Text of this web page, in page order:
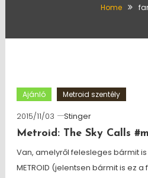
Home
Ajánló Metroid szentély
2015/11/03
Stinger
Metroid: The Sky Calls
Van, amelyről felesleges bármit
METROID (jelentsen bármit is ez